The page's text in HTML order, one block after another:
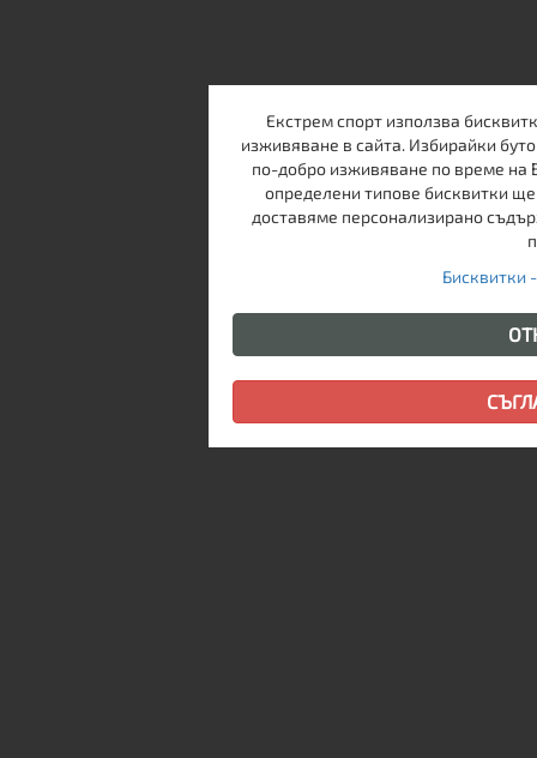
Екстрем спорт използва
изживяване в сайта. Избирайки
по-добро изживяване по време на
определени типове бисквитки
доставяме персонализирано
Бисквитки